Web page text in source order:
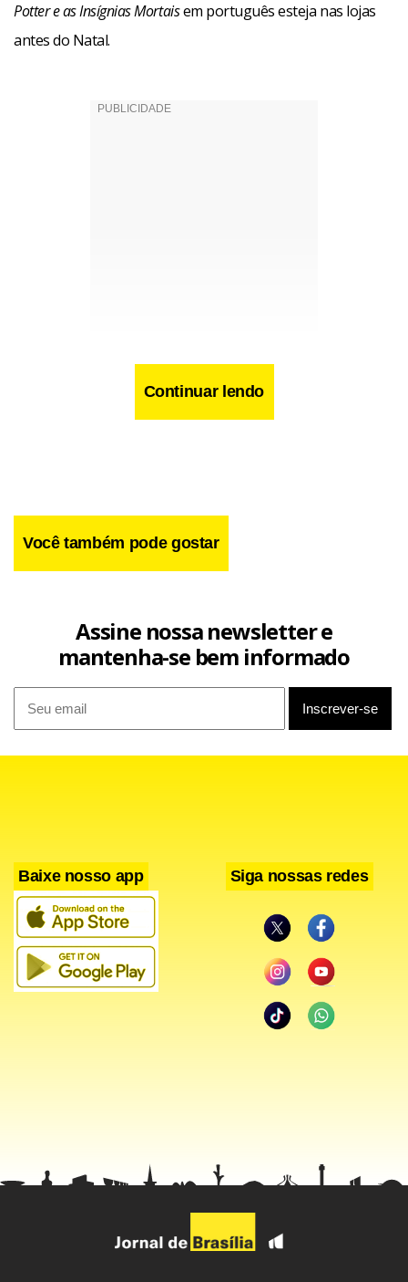
Potter e as Insígnias Mortaisem português esteja nas lojas
antes do Natal.
Continuar lendo
Você também pode gostar
Assine nossa newsletter e
mantenha-se bem informado
Baixe nosso app Siga nossas redes